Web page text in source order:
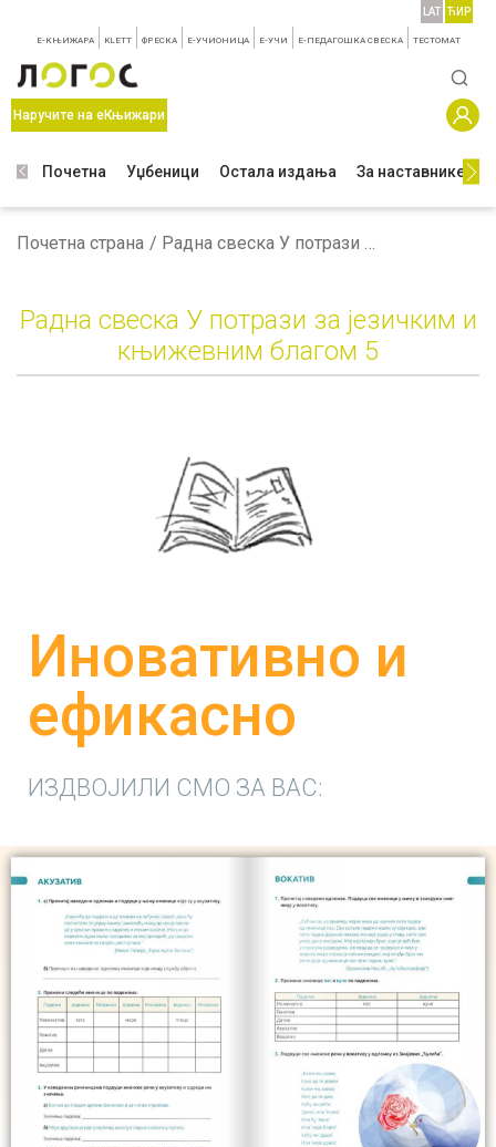
E-КЊИЖАРА KLETT ФРЕСКА E-УЧИОНИЦА E-УЧИ Е-ПЕДАГОШКА СВЕСКА TЕСТОМАТ
LAT ЋИР
Наручите на еКњижари
Почетна Уџбеници Остала издања За наставнике
Почетна страна Радна свеска У потрази за језичким и књижевним благом 5
Радна свеска У потрази за језичким и
књижевним благом 5
Иновативно и
ефикасно
ИЗДВОЈИЛИ СМО ЗА ВАС: